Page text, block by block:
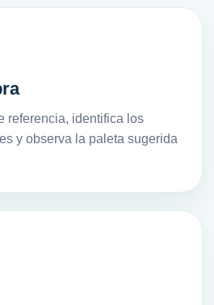
referencia, identifica los
y observa la paleta sugerida